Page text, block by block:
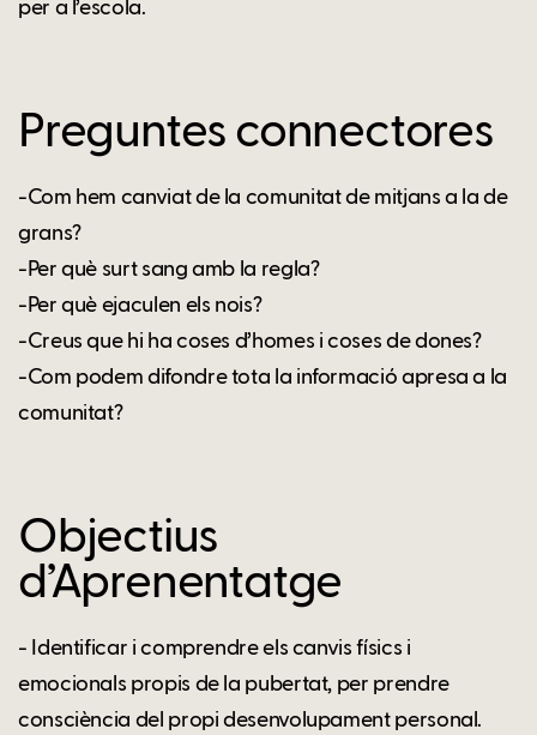
per a l’escola.
Preguntes connectores
-Com hem canviat de la comunitat de mitjans a la de
grans?
-Per què surt sang amb la regla?
-Per què ejaculen els nois?
-Creus que hi ha coses d’homes i coses de dones?
-Com podem difondre tota la informació apresa a la
comunitat?
Objectius
d’Aprenentatge
- Identificar i comprendre els canvis físics i
emocionals propis de la pubertat, per prendre
consciència del propi desenvolupament personal.